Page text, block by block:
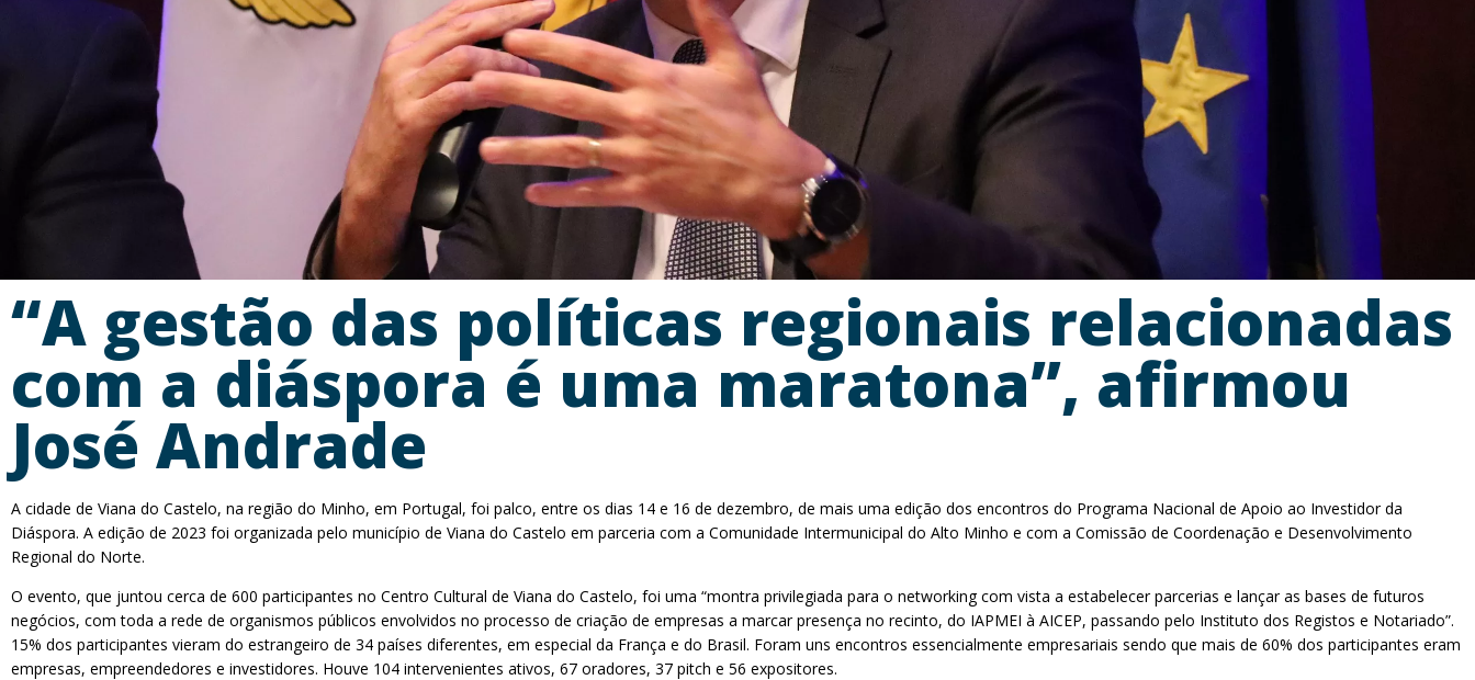
“A gestão das políticas regionais relacionadas
com a diáspora é uma maratona”, afirmou
José Andrade
A cidade de Viana do Castelo, na região do Minho, em Portugal, foi palco, entre os dias 14 e 16 de dezembro, de mais uma edição dos encontros do Programa Nacional de Apoio ao Investidor da
Diáspora. A edição de 2023 foi organizada pelo município de Viana do Castelo em parceria com a Comunidade Intermunicipal do Alto Minho e com a Comissão de Coordenação e Desenvolvimento
Regional do Norte.
O evento, que juntou cerca de 600 participantes no Centro Cultural de Viana do Castelo, foi uma “montra privilegiada para o networking com vista a estabelecer parcerias e lançar as bases de futuros
negócios, com toda a rede de organismos públicos envolvidos no processo de criação de empresas a marcar presença no recinto, do IAPMEI à AICEP, passando pelo Instituto dos Registos e Notariado”.
15% dos participantes vieram do estrangeiro de 34 países diferentes, em especial da França e do Brasil. Foram uns encontros essencialmente empresariais sendo que mais de 60% dos participantes eram
empresas, empreendedores e investidores. Houve 104 intervenientes ativos, 67 oradores, 37 pitch e 56 expositores.